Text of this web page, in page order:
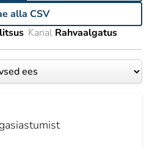
alla CSV
Kanal Rahvaalgatus